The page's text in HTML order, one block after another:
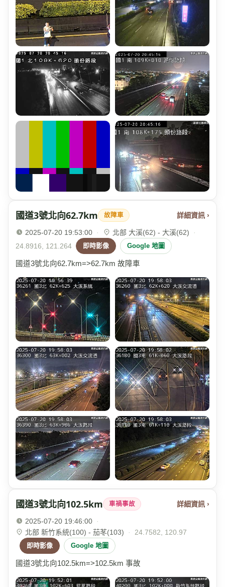
國道3號北向62.7km 故障車 詳細資訊 ›
2025-07-20 19:53:00 · 北部 大溪(62) - 大溪(62)
·
24.8916, 121.264
即時影像 Google 地圖
國道3號北向62.7km=>62.7km 故障車
國道3號北向102.5km 車禍事故 詳細資訊 ›
2025-07-20 19:46:00
·
北部 新竹系統(100) - 茄苳(103)
· 24.7582, 120.97
即時影像 Google 地圖
國道3號北向102.5km=>102.5km 事故